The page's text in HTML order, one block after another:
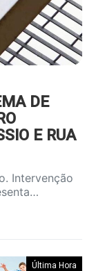
DE
E RUA
Intervenção
Última Hora